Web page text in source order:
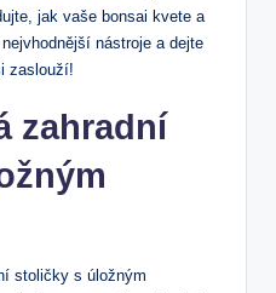
jak vaše bonsai kvete a
nástroje a dejte
zaslouží!
zahradní
stoličky s úložným